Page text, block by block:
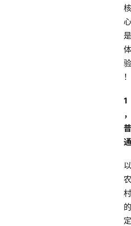
核
心
是
体
验
！
1
，
普
通
以
农
村
的
定